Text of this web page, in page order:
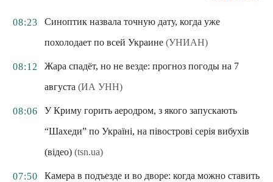
08:23
Синоптик назвала точную дату, когда уже
похолодает по всей Украине (УНИАН)
08:12
Жара спадёт, но не везде: прогноз погоды на 7
августа (ИА УНН)
08:06
У Криму горить аеродром, з якого запускають
“Шахеди” по Україні, на півострові серія вибухів
(відео) (tsn.ua)
07:50
Камера в подъезде и во дворе: когда можно ставить